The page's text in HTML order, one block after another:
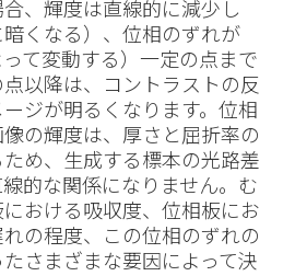
、輝度は直線的に減少し
暗くなる）、位相のずれが
って変動する）一定の点まで
以降は、コントラストの反
ジが明るくなります。位相
の輝度は、厚さと屈折率の
め、生成する標本の光路差
的な関係になりません。む
おける吸収度、位相板にお
の程度、この位相のずれの
さまざまな要因によって決